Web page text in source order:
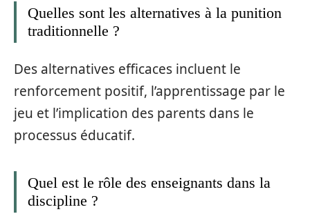
Quelles sont les alternatives à la punition
traditionnelle ?
Des alternatives efficaces incluent le
renforcement positif, l’apprentissage par le
jeu et l’implication des parents dans le
processus éducatif.
Quel est le rôle des enseignants dans la
discipline ?